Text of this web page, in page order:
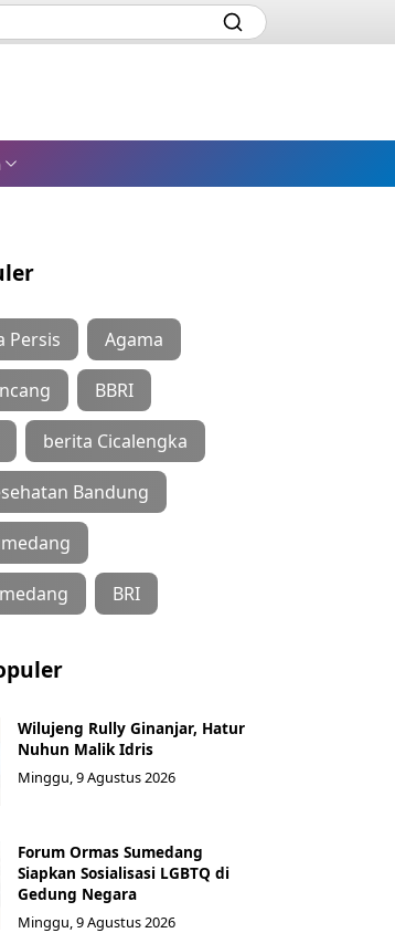
Persis Agama
BBRI
berita Cicalengka
Bandung
BRI
Wilujeng Rully Ginanjar, Hatur
Nuhun Malik Idris
Minggu, 9 Agustus 2026
Forum Ormas Sumedang
Siapkan Sosialisasi LGBTQ di
Gedung Negara
Minggu, 9 Agustus 2026